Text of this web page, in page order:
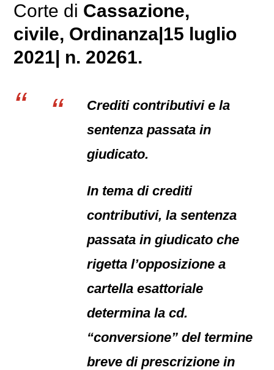
Corte di Cassazione,
civile, Ordinanza|15 luglio
2021| n. 20261.
Crediti contributivi e la
sentenza passata in
giudicato.
In tema di crediti
contributivi, la sentenza
passata in giudicato che
rigetta l’opposizione a
cartella esattoriale
determina la cd.
“conversione” del termine
breve di prescrizione in